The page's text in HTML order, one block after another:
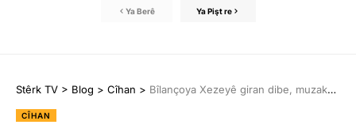
Ya Berê Ya Pişt re
Stêrk TV > Blog > Cîhan > Bîlançoya Xezeyê giran dibe, muzakereyên agirbestê dewam dikin
CÎHAN